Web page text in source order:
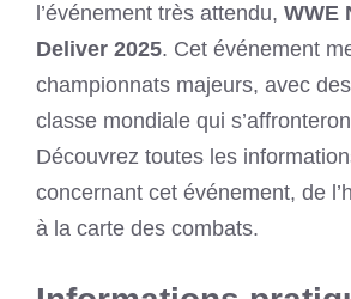
l’événement très attendu, WWE
Deliver 2025. Cet événement
championnats majeurs, avec
classe mondiale qui
Découvrez toutes les
concernant cet événement, de
à la carte des combats.